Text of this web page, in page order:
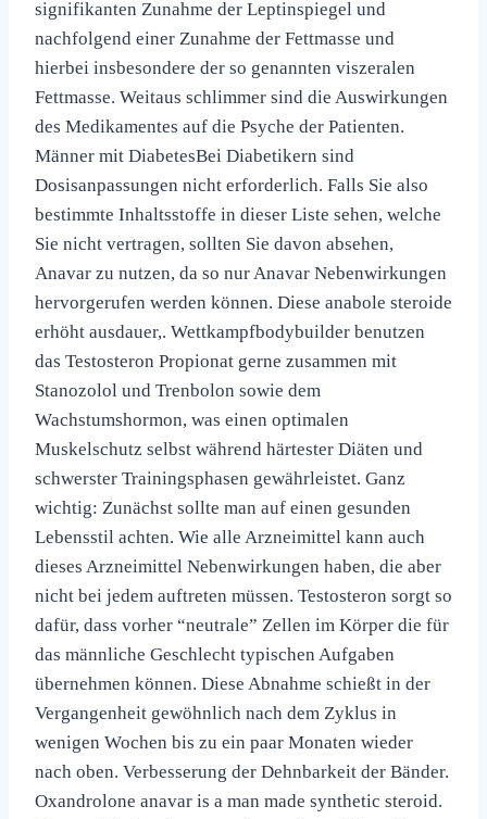
signifikanten Zunahme der Leptinspiegel und
nachfolgend einer Zunahme der Fettmasse und
hierbei insbesondere der so genannten viszeralen
Fettmasse. Weitaus schlimmer sind die Auswirkungen
des Medikamentes auf die Psyche der Patienten.
Männer mit DiabetesBei Diabetikern sind
Dosisanpassungen nicht erforderlich. Falls Sie also
bestimmte Inhaltsstoffe in dieser Liste sehen, welche
Sie nicht vertragen, sollten Sie davon absehen,
Anavar zu nutzen, da so nur Anavar Nebenwirkungen
hervorgerufen werden können. Diese anabole steroide
erhöht ausdauer,. Wettkampfbodybuilder benutzen
das Testosteron Propionat gerne zusammen mit
Stanozolol und Trenbolon sowie dem
Wachstumshormon, was einen optimalen
Muskelschutz selbst während härtester Diäten und
schwerster Trainingsphasen gewährleistet. Ganz
wichtig: Zunächst sollte man auf einen gesunden
Lebensstil achten. Wie alle Arzneimittel kann auch
dieses Arzneimittel Nebenwirkungen haben, die aber
nicht bei jedem auftreten müssen. Testosteron sorgt so
dafür, dass vorher “neutrale” Zellen im Körper die für
das männliche Geschlecht typischen Aufgaben
übernehmen können. Diese Abnahme schießt in der
Vergangenheit gewöhnlich nach dem Zyklus in
wenigen Wochen bis zu ein paar Monaten wieder
nach oben. Verbesserung der Dehnbarkeit der Bänder.
Oxandrolone anavar is a man made synthetic steroid.